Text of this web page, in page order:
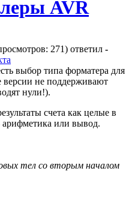
AVR
271) ответил -
выбор типа форматера для
не поддерживают
нули!).
счета как целые в
арифметика или вывод.
тел со вторым началом